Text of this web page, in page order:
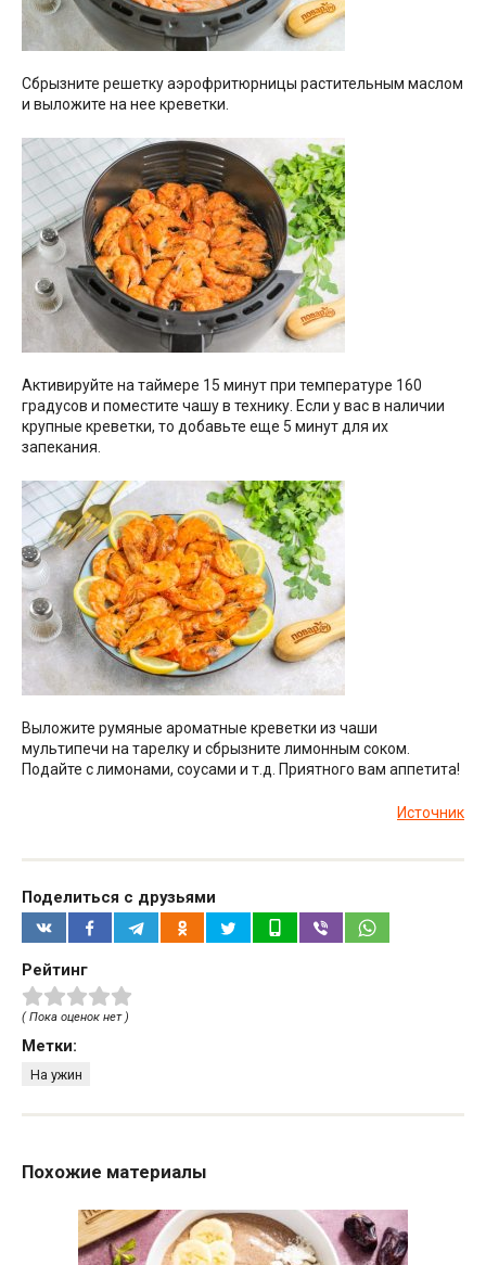
Сбрызните решетку аэрофритюрницы растительным маслом
и выложите на нее креветки.
Активируйте на таймере 15 минут при температуре 160
градусов и поместите чашу в технику. Если у вас в наличии
крупные креветки, то добавьте еще 5 минут для их
запекания.
Выложите румяные ароматные креветки из чаши
мультипечи на тарелку и сбрызните лимонным соком.
Подайте с лимонами, соусами и т.д. Приятного вам аппетита!
Источник
Поделиться с друзьями
Рейтинг
( Пока оценок нет )
Метки:
На ужин
Похожие материалы